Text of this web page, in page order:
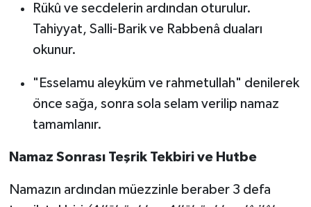
Rükû ve secdelerin ardından oturulur.
Tahiyyat, Salli-Barik ve Rabbenâ duaları
okunur.
"Esselamu aleyküm ve rahmetullah" denilerek
önce sağa, sonra sola selam verilip namaz
tamamlanır.
Namaz Sonrası Teşrik Tekbiri ve Hutbe
Namazın ardından müezzinle beraber 3 defa